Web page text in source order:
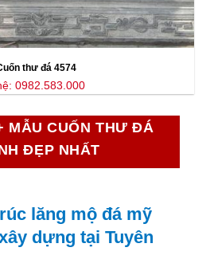
thư đá 4574
0982.583.000
MẪU CUỐN THƯ ĐÁ
ĐẸP NHẤT
lăng mộ đá mỹ
dựng tại Tuyên